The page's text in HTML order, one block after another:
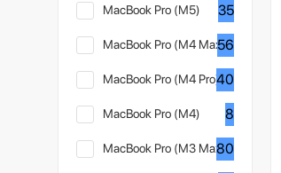
MacBook Pro (M5) 35
MacBook Pro (M4 Max)56
MacBook Pro (M4 Pro)40
MacBook Pro (M4) 8
MacBook Pro (M3 Max)80